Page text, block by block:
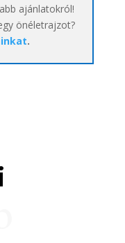
ajánlatokról!
önéletrajzot?
.